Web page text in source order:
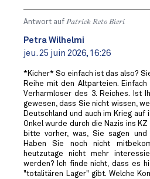
Antwort auf Patrick Reto Bieri
Petra Wilhelmi
jeu. 25 juin 2026, 16:26
*Kicher* So einfach ist das also?
Reihe mit den Altparteien.
Verharmloser des 3. Reiches. Ist
gewesen, dass Sie nicht wissen,
Deutschland und auch im Krieg auf
Onkel wurde durch die Nazis ins
bitte vorher, was, Sie sagen
Haben Sie noch nicht
heutzutage nicht mehr
werden? Ich finde nicht, dass es
"totalitären Lager" gibt. Welche